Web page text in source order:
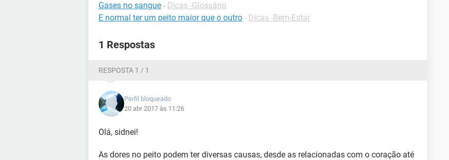
Gases no sangue - Dicas -Glossário
E normal ter um peito maior que o outro - Dicas -Bem-Estar
1 Respostas
RESPOSTA 1 / 1
Perfil bloqueado
20 abr 2017 às 11:26
Olá, sidnei!
As dores no peito podem ter diversas causas, desde as relacionadas com o coração até